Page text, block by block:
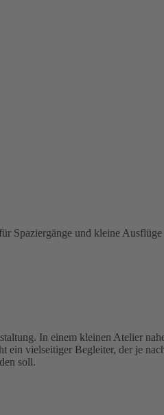
Spaziergänge und kleine Ausflüge
In einem kleinen Atelier
ein vielseitiger Begleiter, der je
soll.